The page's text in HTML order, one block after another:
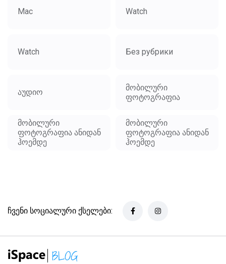
Mac Watch
Watch Без рубрики
აუდიო
მობილური
ფოტოგრაფია
მობილური
ფოტოგრაფია ანიდან
ჰოემდე
მობილური
ფოტოგრაფია ანიდან
ჰოემდე
ჩვენი სოციალური ქსელები: